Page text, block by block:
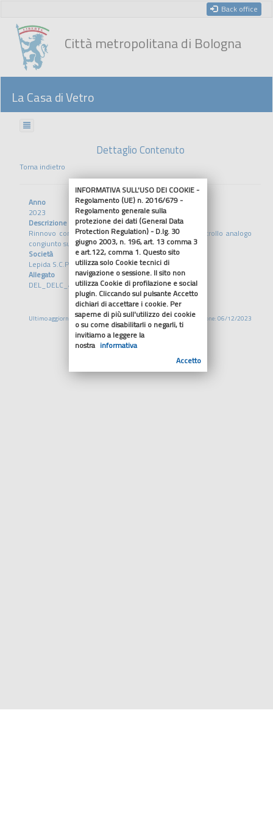
Back office
Città metropolitana di Bologna
La Casa di Vetro
Dettaglio Contenuto
Torna indietro
Anno
2023
Descrizione
Rinnovo convenzione quadro per l'esercizio del controllo analogo
congiunto su Lepida S.C.P.A
Società
Lepida S.C.P.A
Allegato
DEL_DELC_48_2023.pdf
Ultimo aggiornamento: 06/12/2023 Pubblicazione: 06/12/2023
INFORMATIVA SULL'USO DEI COOKIE -
Regolamento (UE) n. 2016/679 -
Regolamento generale sulla
protezione dei dati (General Data
Protection Regulation) - D.lg. 30
giugno 2003, n. 196, art. 13 comma 3
e art.122, comma 1. Questo sito
utilizza solo Cookie tecnici di
navigazione o sessione. Il sito non
utilizza Cookie di profilazione e social
plugin. Cliccando sul pulsante Accetto
dichiari di accettare i cookie. Per
saperne di più sull'utilizzo dei cookie
o su come disabilitarli o negarli, ti
invitiamo a leggere la
nostra informativa
Accetto